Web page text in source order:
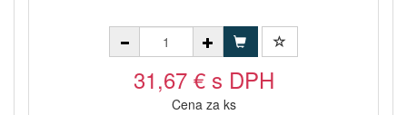
31,67 € s DPH
Cena za ks